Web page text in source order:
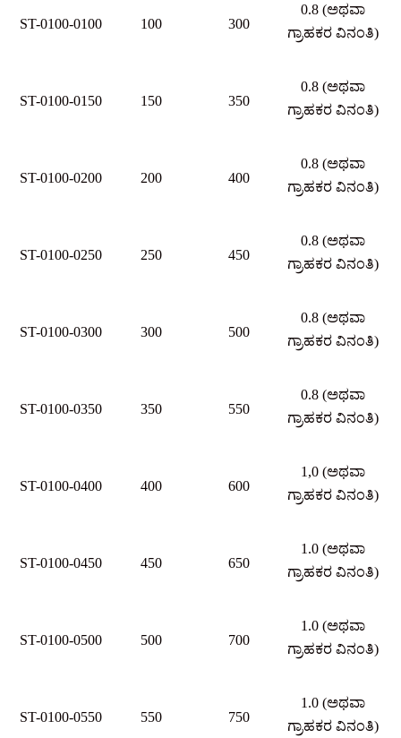
ST-0100-0100 100 300
0.8 (ಅಥವಾ
ಗ್ರಾಹಕರ ವಿನಂತಿ)
ST-0100-0150 150 350
0.8 (ಅಥವಾ
ಗ್ರಾಹಕರ ವಿನಂತಿ)
ST-0100-0200 200 400
0.8 (ಅಥವಾ
ಗ್ರಾಹಕರ ವಿನಂತಿ)
ST-0100-0250 250 450
0.8 (ಅಥವಾ
ಗ್ರಾಹಕರ ವಿನಂತಿ)
ST-0100-0300 300 500
0.8 (ಅಥವಾ
ಗ್ರಾಹಕರ ವಿನಂತಿ)
ST-0100-0350 350 550
0.8 (ಅಥವಾ
ಗ್ರಾಹಕರ ವಿನಂತಿ)
ST-0100-0400 400 600
1,0 (ಅಥವಾ
ಗ್ರಾಹಕರ ವಿನಂತಿ)
ST-0100-0450 450 650
1.0 (ಅಥವಾ
ಗ್ರಾಹಕರ ವಿನಂತಿ)
ST-0100-0500 500 700
1.0 (ಅಥವಾ
ಗ್ರಾಹಕರ ವಿನಂತಿ)
ST-0100-0550 550 750
1.0 (ಅಥವಾ
ಗ್ರಾಹಕರ ವಿನಂತಿ)